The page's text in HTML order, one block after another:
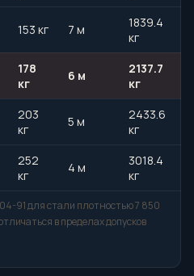
153 кг 7 м
1839.4
кг
178
кг
6 м
2137.7
кг
203
кг
5 м
2433.6
кг
252
кг
4 м
3018.4
кг
91 для стали плотностью 7 850
в пределах допусков